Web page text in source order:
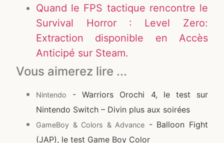
Quand le FPS tactique rencontre le
Survival Horror : Level Zero:
Extraction disponible en Accès
Anticipé sur Steam.
Vous aimerez lire ...
Nintendo
- Warriors Orochi 4, le test sur
Nintendo Switch – Divin plus aux soirées
GameBoy & Colors & Advance - Balloon Fight
(JAP), le test Game Boy Color